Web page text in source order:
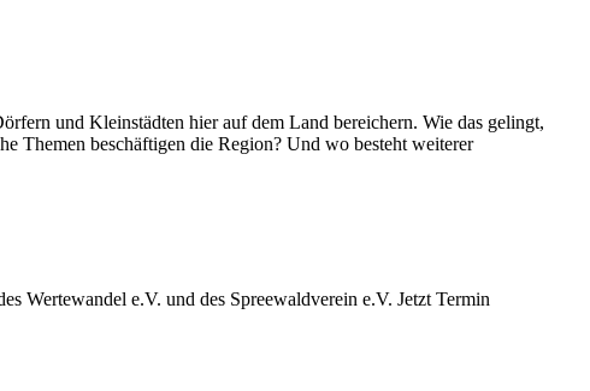
und Kleinstädten hier auf dem Land bereichern. Wie das gelingt,
Themen beschäftigen die Region? Und wo besteht weiterer
Wertewandel e.V. und des Spreewaldverein e.V. Jetzt Termin